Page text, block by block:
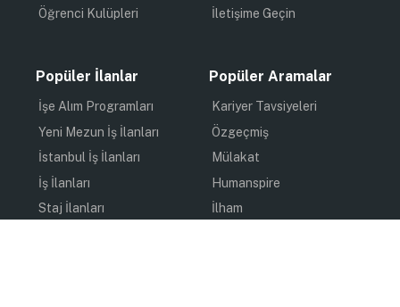
Öğrenci Kulüpleri
İletişime Geçin
Popüler İlanlar
İşe Alım Programları
Yeni Mezun İş İlanları
İstanbul İş İlanları
İş İlanları
Staj İlanları
Popüler Aramalar
Kariyer Tavsiyeleri
Özgeçmiş
Mülakat
Humanspire
İlham